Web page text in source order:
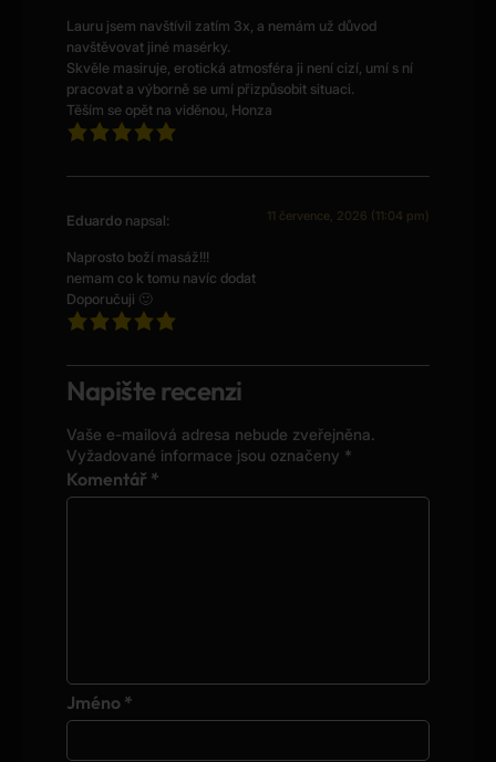
Lauru jsem navštívil zatím 3x, a nemám už důvod
navštěvovat jiné masérky.
Skvěle masiruje, erotická atmosféra ji není cizí, umí s ní
pracovat a výborně se umí přizpůsobit situaci.
Těším se opět na viděnou, Honza
Eduardo napsal: 11 července, 2026 (11:04 pm)
Naprosto boží masáž!!!
nemam co k tomu navíc dodat
Doporučuji 🙂
Napište recenzi
Vaše e-mailová adresa nebude zveřejněna.
Vyžadované informace jsou označeny *
Komentář *
Jméno *
Alternative: